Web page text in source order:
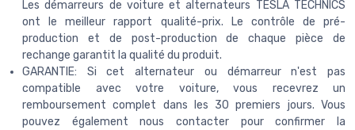
Les démarreurs de voiture et alternateurs TESLA TECHNICS
ont le meilleur rapport qualité-prix. Le contrôle de pré-
production et de post-production de chaque pièce de
rechange garantit la qualité du produit.
GARANTIE: Si cet alternateur ou démarreur n'est pas
compatible avec votre voiture, vous recevrez un
remboursement complet dans les 30 premiers jours. Vous
pouvez également nous contacter pour confirmer la